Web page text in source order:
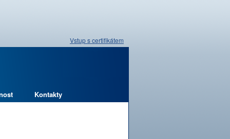
Vstup s certifikátem
Kontakty